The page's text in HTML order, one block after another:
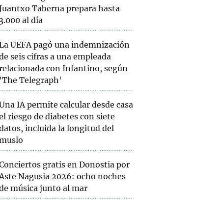
Taberna prepara hasta
3.000 al día
UEFA pagó una indemnización
seis cifras a una empleada
con Infantino, según
'The Telegraph'
IA permite calcular desde casa
riesgo de diabetes con siete
incluida la longitud del
gratis en Donostia por
Nagusia 2026: ocho noches
música junto al mar